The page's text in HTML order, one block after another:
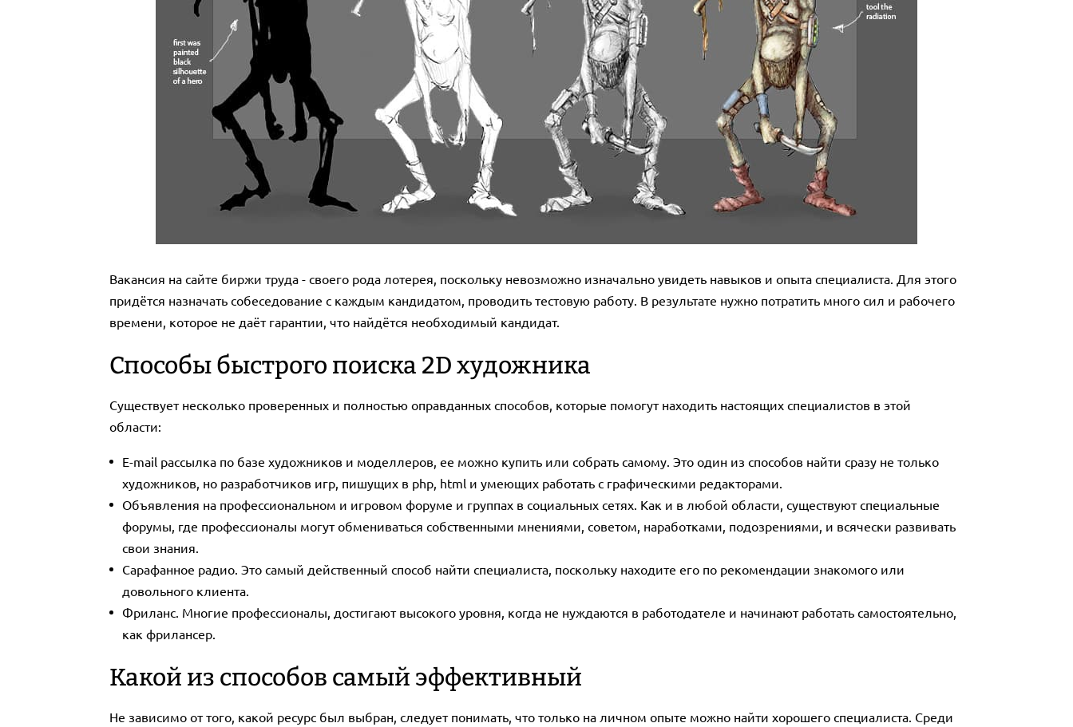
Вакансия на сайте биржи труда - своего рода лотерея, поскольку невозможно изначально увидеть навыков и опыта специалиста. Для этого
придётся назначать собеседование с каждым кандидатом, проводить тестовую работу. В результате нужно потратить много сил и рабочего
времени, которое не даёт гарантии, что найдётся необходимый кандидат.
Способы быстрого поиска 2D художника
Существует несколько проверенных и полностью оправданных способов, которые помогут находить настоящих специалистов в этой
области:
E-mail рассылка по базе художников и моделлеров, ее можно купить или собрать самому. Это один из способов найти сразу не только
художников, но разработчиков игр, пишущих в php, html и умеющих работать с графическими редакторами.
Объявления на профессиональном и игровом форуме и группах в социальных сетях. Как и в любой области, существуют специальные
форумы, где профессионалы могут обмениваться собственными мнениями, советом, наработками, подозрениями, и всячески развивать
свои знания.
Сарафанное радио. Это самый действенный способ найти специалиста, поскольку находите его по рекомендации знакомого или
довольного клиента.
Фриланс. Многие профессионалы, достигают высокого уровня, когда не нуждаются в работодателе и начинают работать самостоятельно,
как фрилансер.
Какой из способов самый эффективный
Не зависимо от того, какой ресурс был выбран, следует понимать, что только на личном опыте можно найти хорошего специалиста. Среди